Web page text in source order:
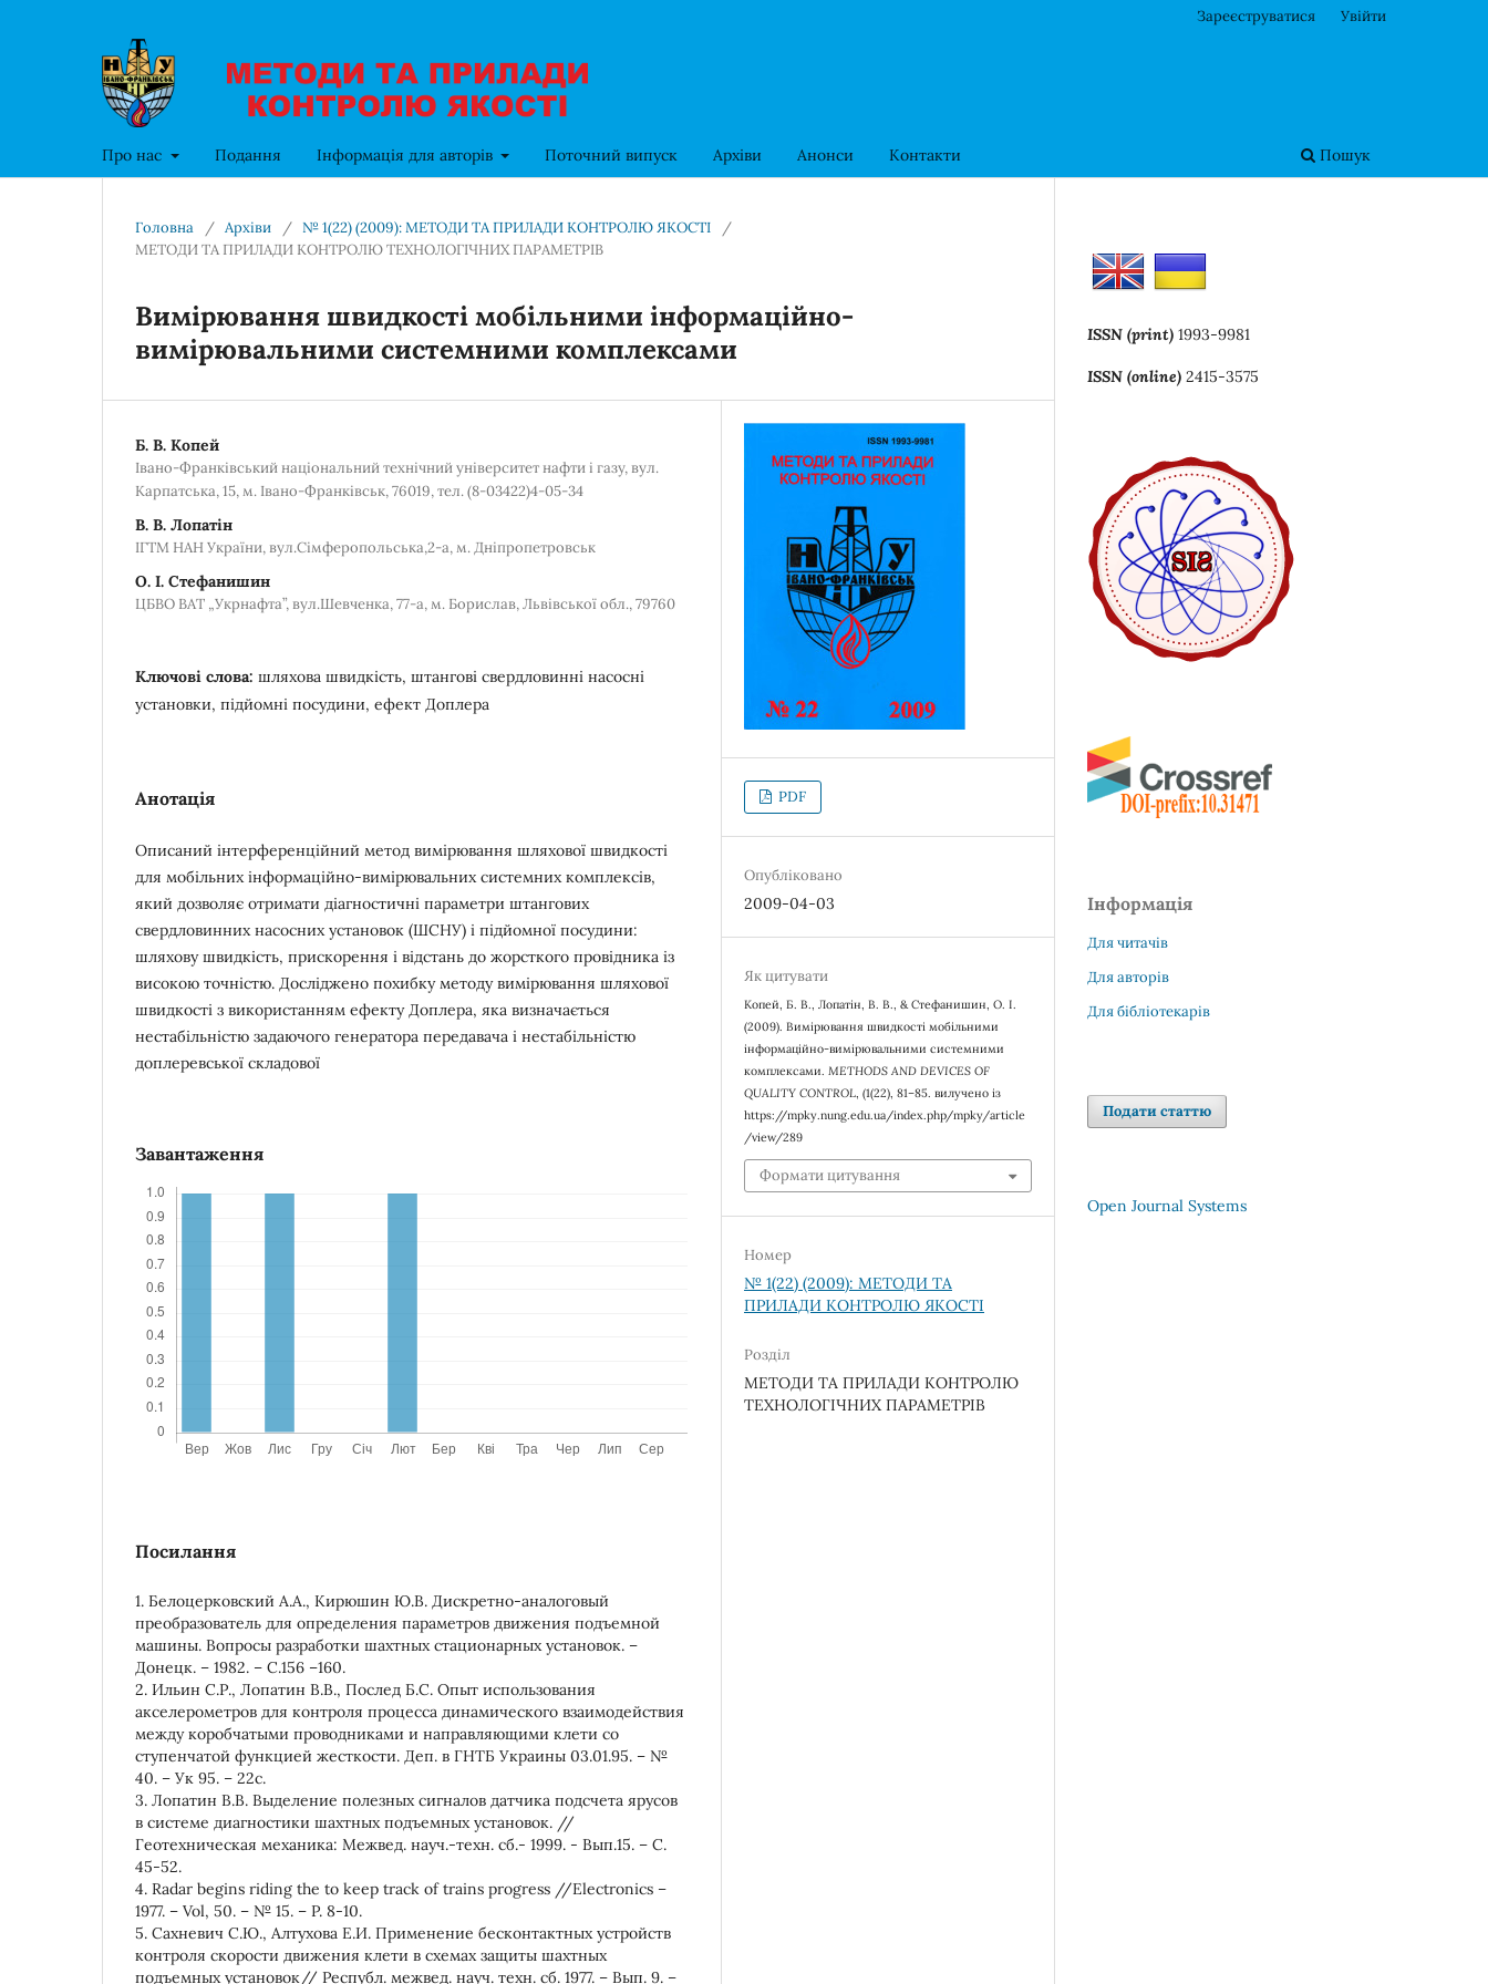
Про нас Подання Інформація для авторів Поточний випуск Архіви Анонси Контакти Пошук
Зареєструватися Увійти
Головна / Архіви / № 1(22) (2009): МЕТОДИ ТА ПРИЛАДИ КОНТРОЛЮ ЯКОСТІ
/
МЕТОДИ ТА ПРИЛАДИ КОНТРОЛЮ ТЕХНОЛОГІЧНИХ ПАРАМЕТРІВ
Вимірювання швидкості мобільними інформаційно-
вимірювальними системними комплексами
Б. В. Копей
Івано-Франківський національний технічний університет нафти і газу, вул.
Карпатська, 15, м. Івано-Франківськ, 76019, тел. (8-03422)4-05-34
В. В. Лопатін
ІГТМ НАН України, вул.Сімферопольська,2-а, м. Дніпропетровськ
О. І. Стефанишин
ЦБВО ВАТ „Укрнафта”, вул.Шевченка, 77-а, м. Борислав, Львівської обл., 79760
Ключові слова: шляхова швидкість, штангові свердловинні насосні
установки, підйомні посудини, ефект Доплера
Анотація
Описаний інтерференційний метод вимірювання шляхової швидкості
для мобільних інформаційно-вимірювальних системних комплексів,
який дозволяє отримати діагностичні параметри штангових
свердловинних насосних установок (ШСНУ) і підйомної посудини:
шляхову швидкість, прискорення і відстань до жорсткого провідника із
високою точністю. Досліджено похибку методу вимірювання шляхової
швидкості з використанням ефекту Доплера, яка визначається
нестабільністю задаючого генератора передавача і нестабільністю
доплеревської складової
Завантаження
Посилання
1. Белоцерковский А.А., Кирюшин Ю.В. Дискретно-аналоговый
преобразователь для определения параметров движения подъемной
машины. Вопросы разработки шахтных стационарных установок. –
Донецк. – 1982. – С.156 –160.
2. Ильин С.Р., Лопатин В.В., Послед Б.С. Опыт использования
акселерометров для контроля процесса динамического взаимодействия
между коробчатыми проводниками и направляющими клети со
ступенчатой функцией жесткости. Деп. в ГНТБ Украины 03.01.95. – №
40. – Ук 95. – 22с.
3. Лопатин В.В. Выделение полезных сигналов датчика подсчета ярусов
в системе диагностики шахтных подъемных установок. //
Геотехническая механика: Межвед. науч.-техн. сб.- 1999. - Вып.15. – С.
45-52.
4. Radar begins riding the to keep track of trains progress //Electronics –
1977. – Vol, 50. – № 15. – P. 8-10.
5. Сахневич С.Ю., Алтухова Е.И. Применение бесконтактных устройств
контроля скорости движения клети в схемах защиты шахтных
подъемных установок// Республ. межвед. науч. техн. сб. 1977. – Вып. 9. –
PDF
Опубліковано
2009-04-03
Як цитувати
Копей, Б. В., Лопатін, В. В., & Стефанишин, О. І.
(2009). Вимірювання швидкості мобільними
інформаційно-вимірювальними системними
комплексами.METHODS AND DEVICES OF
QUALITY CONTROL, (1(22), 81–85. вилучено із
https://mpky.nung.edu.ua/index.php/mpky/article
/view/289
Формати цитування
Номер
№ 1(22) (2009): МЕТОДИ ТА
ПРИЛАДИ КОНТРОЛЮ ЯКОСТІ
Розділ
МЕТОДИ ТА ПРИЛАДИ КОНТРОЛЮ
ТЕХНОЛОГІЧНИХ ПАРАМЕТРІВ
ISSN (print) 1993-9981
ISSN (online) 2415-3575
Інформація
Для читачів
Для авторів
Для бібліотекарів
Подати статтю
Open Journal Systems